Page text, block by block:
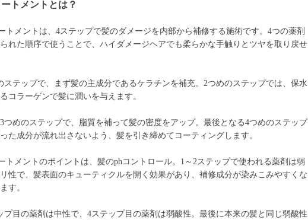
トメントとは？
トメントは、4ステップで髪のダメージを内部から補修する施術です。4つの薬剤
れた順序で使うことで、ハイダメージヘアでも柔らかな手触りとツヤを取り戻せ
ステップで、まず髪の主成分であるケラチンを補充。2つめのステップでは、保水
コラーゲンで髪に潤いを与えます。
つめのステップで、脂質を補って髪の密度をアップ。最後となる4つめのステップ
た成分が流れ出さないよう、髪を引き締めてコーティングします。
トメントのポイントは、髪のphコントロール。1～2ステップで使われる薬剤は弱
性で、髪表面のキューティクルを開く効果があり、補修成分が染みこみやすくな
す。
プ目の薬剤は中性で、4ステップ目の薬剤は弱酸性。最後に本来の髪と同じ弱酸性